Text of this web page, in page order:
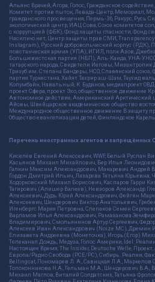
Альянс Врачей, Агора, Голос, Гражданское
Комитет против пыток, Левада-Центр, Мемориал,
гражданского просвещения, Пермь-36, Ракурс, Русь
экологический центр, ИАЦ Сова, Союз комитетов
с коррупцией (ФБК), Фонд защиты гласности, Фонд
Насилию.нет, Центр защиты прав СМИ, Transparency
Instagram), Русский добровольческий корпус (РДК),
повстанческая армия (УПА), ИГИЛ, полк Азов,
Большевистская партия (НБП), Аль-Каида, УНА-
татарского народа, Свидетели Иеговы, Мизантропик
Тризуб им. Степана Бандеры, НСО, Славянский союз,
партия Туркестана, Хайят Тахрир аш-Шам, Таухид
Колумбайн, Навальный, К. Буданов, медиапроект
проект Сфера, проект Эхо, общественное движение
Автономное действие, Американский Арктический
Айовы, Швейцарское академическое общество
Международное общественное движение В защиту
Общество евангелизации детей, Финляндское
Перечень иностранных агентов и запрещённых
Киселёв Евгений Алекссевич, WWF, Белый Руслан
Касьянов Михаил Михайлович, Бер Илья
Галкин Максим Александрович, Макаревич Андрей
Гордон Дмитрий Ильич, Лазарева Татьяна Юрьевна,
Ходорковский Михаил Борисович, Каспаров Гарри
Тагирович (Алишер Валеев), Невзоров Александр
Алексеевич, Дудь Юрий Александрович, Фейгин
Алексеевич, Шендерович Виктор Анатольевич,
Игенбергс Мария Петровна, Слепаков Семен
Варламов Илья Александрович, Рамазанова
Владимирович, Смольянинов Артур Сергеевич,
Алексеев Иван Александрович (Noize MC), Дремин
Елизавета Андреевна (Монеточка), Игорь(Егор)
Телеканал Дождь, Медуза, Голос Америки, Idel.
Настоящее Время, The Insider, Deutsche Welle,
Европа/Радио Свобода (PCE/PC), Сибирь. Реалии,
Bellingcat, Пономарев Л. А., Савицкая Л.А., Маркелов
Толоконникова Н.А., Гельман М.А., Шендерович В.А.,
Михаил Маглов, Виталий Солдатских, Татьяна